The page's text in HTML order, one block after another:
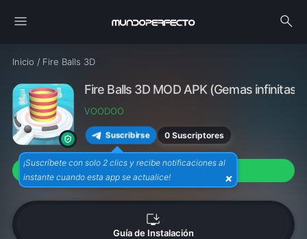
menu search
Inicio / Fire Balls 3D
Fire Balls 3D MOD APK (Gemas infinitas)
VOODOO
Suscribirse 0 Suscriptores
¡Suscríbete con solo 2 clics y recibe notificaciones al
instante cuando esta app se actualice!
×
download Descargar APK (56M)
install_desktop
Guía de Instalación